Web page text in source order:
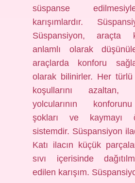
süspanse
karışımlardır.
Süspansiyon, araçta
anlamlı olarak
araçlarda konforu
olarak bilinirler. Her türlü
koşullarını
yolcularının
şokları ve kaymayı
sistemdir. Süspansiyon
Katı ilacın küçük
sıvı içerisinde
edilen karışım.